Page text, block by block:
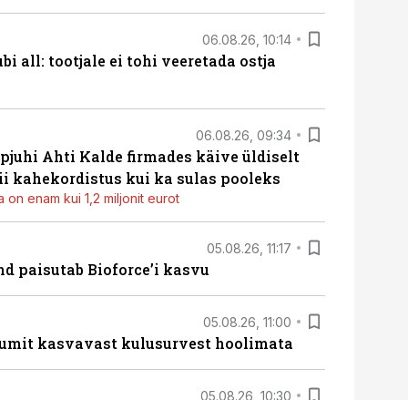
06.08.26, 10:14
all: tootjale ei tohi veeretada ostja
06.08.26, 09:34
Ahti Kalde firmades käive üldiselt
kahekordistus kui ka sulas pooleks
on enam kui 1,2 miljonit eurot
05.08.26, 11:17
paisutab Bioforce’i kasvu
05.08.26, 11:00
kasvavast kulusurvest hoolimata
05.08.26, 10:30